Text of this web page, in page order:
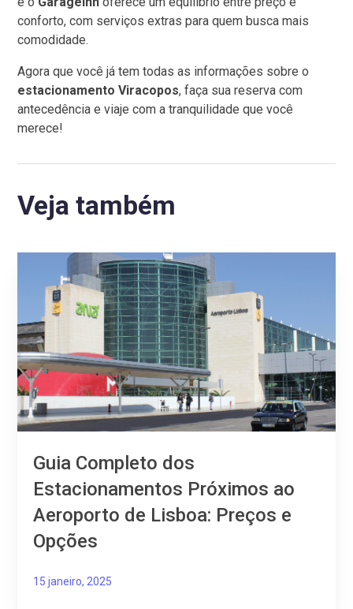
conforto, com serviços extras para quem busca mais
comodidade.
Agora que você já tem todas as informações sobre o
estacionamento Viracopos, faça sua reserva com
antecedência e viaje com a tranquilidade que você
merece!
Veja também
Guia Completo dos
Estacionamentos Próximos ao
Aeroporto de Lisboa: Preços e
Opções
15 janeiro, 2025